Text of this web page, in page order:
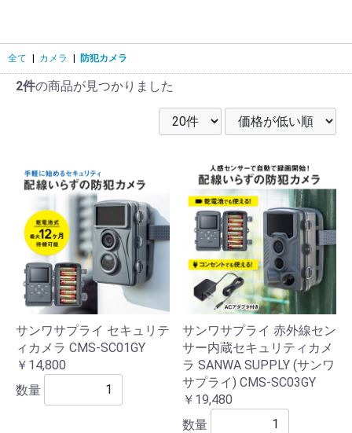
全て | カメラ | 防犯カメラ
2件の商品が見つかりました
サンワサプライ セキュリテ
ィカメラ CMS-SC01GY
￥14,800
数量
サンワサプライ 赤外線セン
サー内蔵セキュリティカメ
ラ SANWA SUPPLY (サンワ
サプライ) CMS-SC03GY
￥19,480
数量